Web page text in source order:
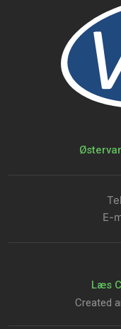
E-
Læs
Created